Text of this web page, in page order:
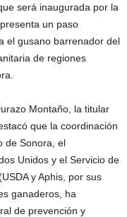
será inaugurada por la
un paso
el gusano barrenador del
de regiones
Montaño, la titular
que la coordinación
de Sonora, el
Unidos y el Servicio de
y Aphis, por sus
ganaderos, ha
de prevención y